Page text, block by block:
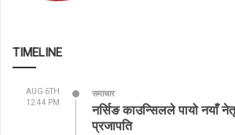
TIMELINE
AUG 6TH
12:44 PM
समाचार
नर्सिङ काउन्सिलले पायो नयाँ
प्रजापति